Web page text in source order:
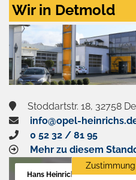
Wir in Detmold
Stoddartstr. 18, 32758
info@opel-
0 52 32 / 81 95
Mehr zu diesem
Hans Heinrichs GmbH